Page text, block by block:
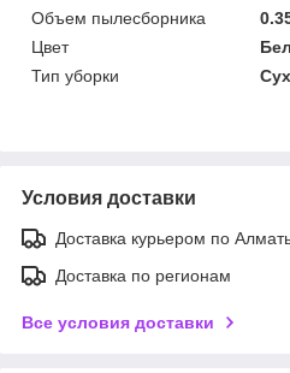
Объем пылесборника
Цвет
Тип уборки
Условия доставки
Доставка курьером по
Доставка по регионам
Все условия доставки